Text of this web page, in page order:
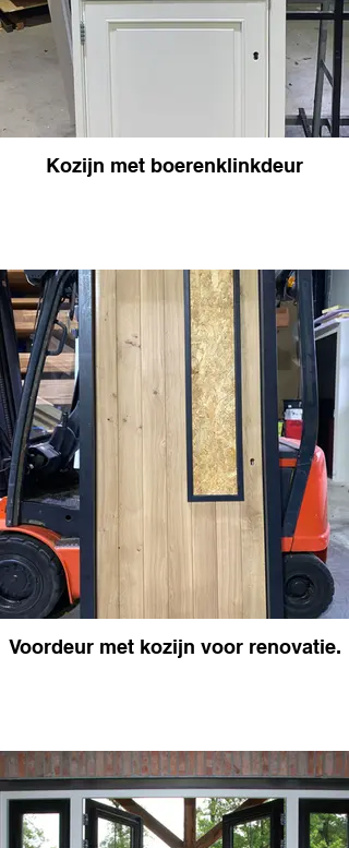
Kozijn met boerenklinkdeur
Voordeur met kozijn voor renovatie.